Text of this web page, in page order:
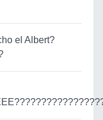
el Albert?